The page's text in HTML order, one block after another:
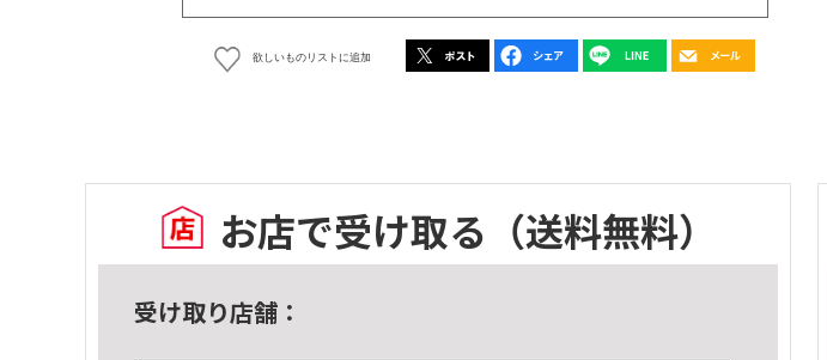
欲しいものリストに追加
お店で受け取る （送料無料）
受け取り店舗：